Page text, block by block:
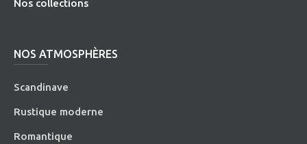
Nos collections
NOS ATMOSPHÈRES
Scandinave
Rustique moderne
Romantique